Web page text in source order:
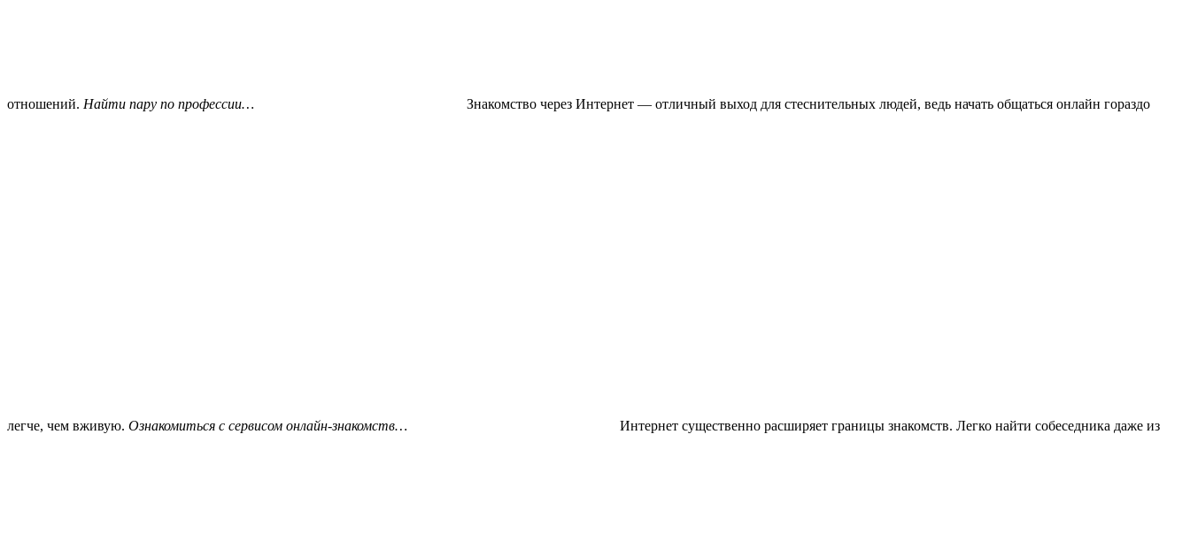
отношений. Найти пару по профессии… Знакомство через Интернет — отличный выход для стеснительных людей, ведь начать общаться онлайн гораздо
легче, чем вживую. Ознакомиться с сервисом онлайн-знакомств… Интернет существенно расширяет границы знакомств. Легко найти собеседника даже из